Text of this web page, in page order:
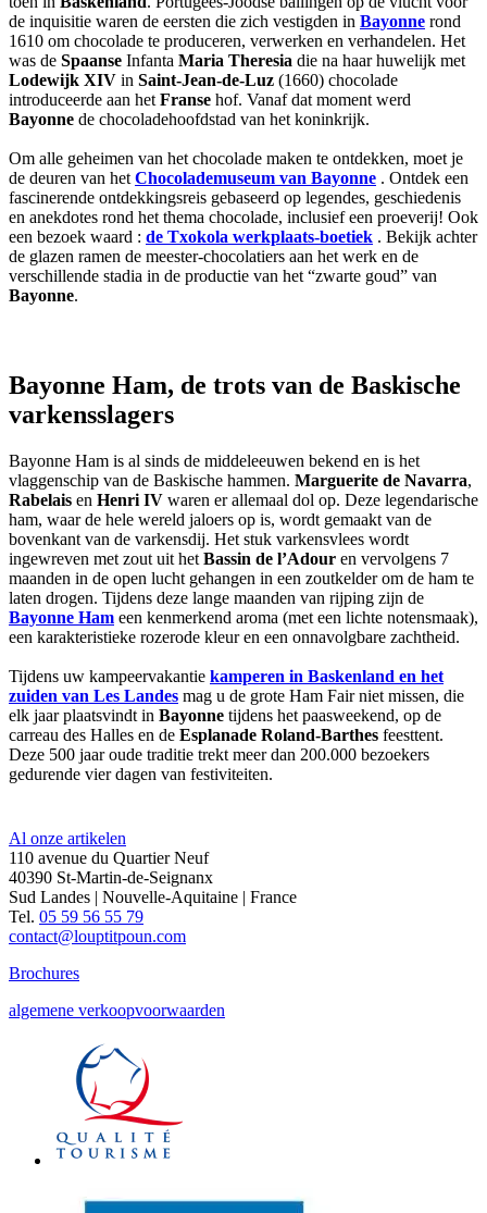
de inquisitie waren de eersten die zich vestigden in Bayonne rond
1610 om chocolade te produceren, verwerken en verhandelen. Het
was de Spaanse Infanta Maria Theresia die na haar huwelijk met
Lodewijk XIV in Saint-Jean-de-Luz (1660) chocolade
introduceerde aan het Franse hof. Vanaf dat moment werd
Bayonne de chocoladehoofdstad van het koninkrijk.
Om alle geheimen van het chocolade maken te ontdekken, moet je
de deuren van het Chocolademuseum van Bayonne . Ontdek een
fascinerende ontdekkingsreis gebaseerd op legendes, geschiedenis
en anekdotes rond het thema chocolade, inclusief een proeverij! Ook
een bezoek waard : de Txokola werkplaats-boetiek . Bekijk achter
de glazen ramen de meester-chocolatiers aan het werk en de
verschillende stadia in de productie van het “zwarte goud” van
Bayonne.
Bayonne Ham, de trots van de Baskische
varkensslagers
Bayonne Ham is al sinds de middeleeuwen bekend en is het
vlaggenschip van de Baskische hammen. Marguerite de Navarra,
Rabelais en Henri IV waren er allemaal dol op. Deze legendarische
ham, waar de hele wereld jaloers op is, wordt gemaakt van de
bovenkant van de varkensdij. Het stuk varkensvlees wordt
ingewreven met zout uit het Bassin de l’Adour en vervolgens 7
maanden in de open lucht gehangen in een zoutkelder om de ham te
laten drogen. Tijdens deze lange maanden van rijping zijn de
Bayonne Ham een kenmerkend aroma (met een lichte notensmaak),
een karakteristieke rozerode kleur en een onnavolgbare zachtheid.
Tijdens uw kampeervakantie kamperen in Baskenland en het
zuiden van Les Landes mag u de grote Ham Fair niet missen, die
elk jaar plaatsvindt in Bayonne tijdens het paasweekend, op de
carreau des Halles en de Esplanade Roland-Barthes feesttent.
Deze 500 jaar oude traditie trekt meer dan 200.000 bezoekers
gedurende vier dagen van festiviteiten.
Al onze artikelen
110 avenue du Quartier Neuf
40390 St-Martin-de-Seignanx
Sud Landes | Nouvelle-Aquitaine | France
Tel. 05 59 56 55 79
contact@louptitpoun.com
Brochures
algemene verkoopvoorwaarden